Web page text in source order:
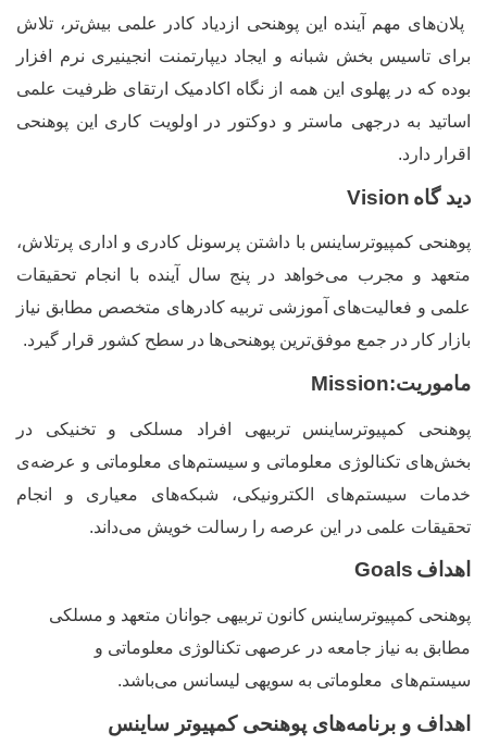
پلانهای مهم آینده این پوهنحی ازدیاد کادر علمی بیشتر، تلاش
برای تاسیس بخش شبانه و ایجاد دیپارتمنت انجینیری نرم افزار
بوده که در پهلوی این همه از نگاه اکادمیک ارتقای ظرفیت علمی
اساتید به درجه‏ی ماستر و دوکتور در اولویت کاری این پوهنحی
اقرار دارد.
دید گاه Vision
پوهنحی کمپیوترساینس با داشتن پرسونل کادری و اداری پرتلاش،‌
متعهد و مجرب میخواهد در پنج سال آینده با انجام تحقیقات
علمی و فعالیتهای آموزشی تربیه کادرهای متخصص مطابق نیاز
بازار کار در جمع موفقترین پوهنحیها در سطح کشور قرار گیرد.
ماموریت:Mission
پوهنحی کمپیوترساینس تربیه‏ی افراد مسلکی و تخنیکی در
بخشهای تکنالوژی معلوماتی و سیستمهای معلوماتی و عرضهی
خدمات سیستمهای الکترونیکی، شبکههای معیاری و انجام
تحقیقات علمی در این عرصه را رسالت خویش میداند.
اهداف Goals
پوهنحی کمپیوترساینس کانون تربیه‏ی جوانان متعهد و مسلکی
مطابق به نیاز جامعه در عرصه‏ی تکنالوژی معلوماتی و
سیستمهای معلوماتی به سویه‏ی لیسانس میباشد.
اهداف و برنامههای پوهنحی کمپیوتر ساینس